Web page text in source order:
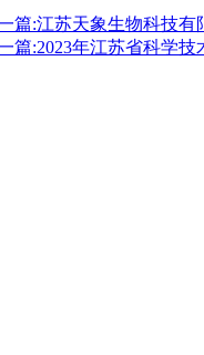
一篇:江苏天象生物科技
篇:2023年江苏省科学技